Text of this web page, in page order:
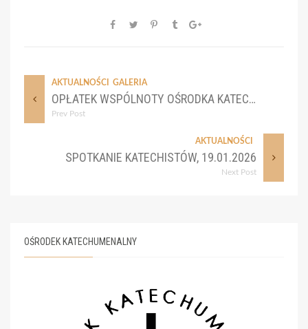
AKTUALNOŚCI GALERIA
OPŁATEK WSPÓLNOTY OŚRODKA KATECHUMENALNEGO
Prev Post
AKTUALNOŚCI
SPOTKANIE KATECHISTÓW, 19.01.2026
Next Post
OŚRODEK KATECHUMENALNY